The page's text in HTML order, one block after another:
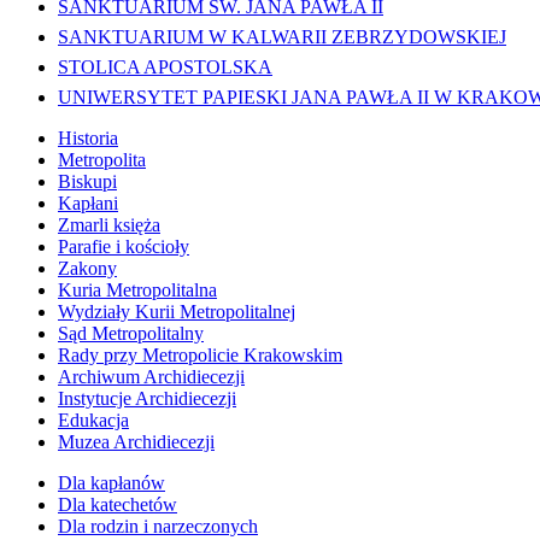
SANKTUARIUM ŚW. JANA PAWŁA II
SANKTUARIUM W KALWARII ZEBRZYDOWSKIEJ
STOLICA APOSTOLSKA
UNIWERSYTET PAPIESKI JANA PAWŁA II W
Historia
Metropolita
Biskupi
Kapłani
Zmarli księża
Parafie i kościoły
Zakony
Kuria Metropolitalna
Wydziały Kurii Metropolitalnej
Sąd Metropolitalny
Rady przy Metropolicie Krakowskim
Archiwum Archidiecezji
Instytucje Archidiecezji
Edukacja
Muzea Archidiecezji
Dla kapłanów
Dla katechetów
Dla rodzin i narzeczonych